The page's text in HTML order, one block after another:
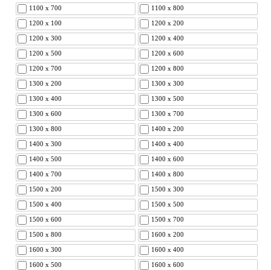
1100 x 700 1100 x 800
1200 x 100 1200 x 200
1200 x 300 1200 x 400
1200 x 500 1200 x 600
1200 x 700 1200 x 800
1300 x 200 1300 x 300
1300 x 400 1300 x 500
1300 x 600 1300 x 700
1300 x 800 1400 x 200
1400 x 300 1400 x 400
1400 x 500 1400 x 600
1400 x 700 1400 x 800
1500 x 200 1500 x 300
1500 x 400 1500 x 500
1500 x 600 1500 x 700
1500 x 800 1600 x 200
1600 x 300 1600 x 400
1600 x 500 1600 x 600